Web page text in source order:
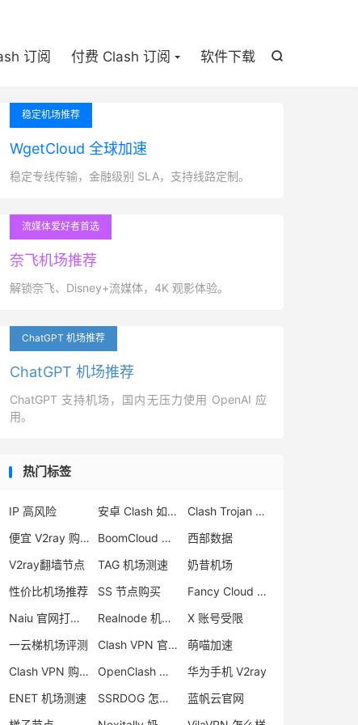

订阅 付费 Clash 订阅 软件下载
稳定机场推荐
WgetCloud 全球加速
稳定专线传输，金融级别 SLA，支持线路定制。
流媒体爱好者首选
奈飞机场推荐
解锁奈飞、Disney+流媒体，4K 观影体验。
ChatGPT 机场推荐
ChatGPT 机场推荐
ChatGPT 支持机场，国内无压力使用 OpenAI 应
用。
热门标签
IP 高风险 安卓 Clash 如何使用
Clash Trojan 节点
便宜 V2ray 购买
BoomCloud 机场
西部数据
V2ray翻墙节点
TAG 机场测速
奶昔机场
性价比机场推荐
SS 节点购买
Fancy Cloud 机场怎么样
Naiu 官网打不开
Realnode 机场怎么样
X 账号受限
一云梯机场评测
Clash VPN 官网
萌喵加速
Clash VPN 购买
OpenClash 插件
华为手机 V2ray
ENET 机场测速
SSRDOG 怎么样
蓝帆云官网